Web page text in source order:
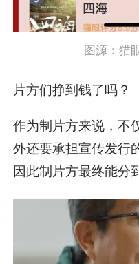
图源：猫
片方们挣到钱了吗？
作为制片方来说，不
外还要承担宣传发行
因此制片方最终能分